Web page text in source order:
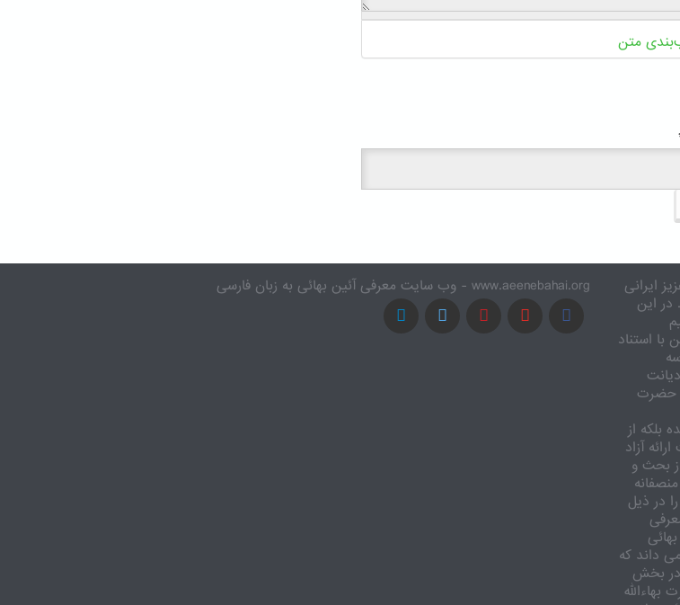
متن
www.aeenebahai.org - وب سایت معرفی آئین بهائی به زبان فارسی
ایرانی
این
استناد
حضرت
بلکه از
آزاد
بحث و
در ذیل
داند که
در بخش